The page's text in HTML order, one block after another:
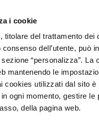
i cookie
titolare del trattamento dei
dell’utente, può
“personalizza”.
mantenendo le
cookies utilizzati dal sito è
ogni momento, gestire
della pagina web.
e Principi
Sociale d'Impresa
Low Code